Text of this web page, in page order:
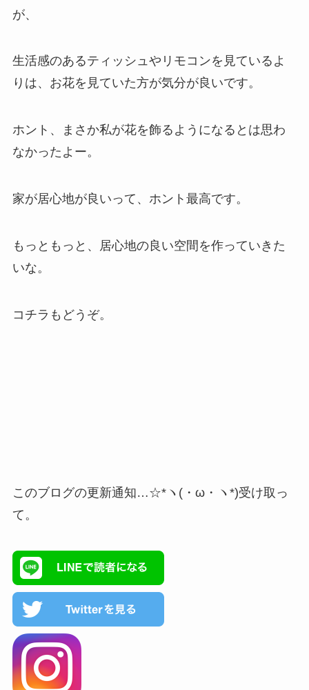
が、
生活感のあるティッシュやリモコンを見ているよ
りは、お花を見ていた方が気分が良いです。
ホント、まさか私が花を飾るようになるとは思わ
なかったよー。
家が居心地が良いって、ホント最高です。
もっともっと、居心地の良い空間を作っていきた
いな。
コチラもどうぞ。
このブログの更新通知…☆*ヽ(・ω・ヽ*)受け取っ
て。